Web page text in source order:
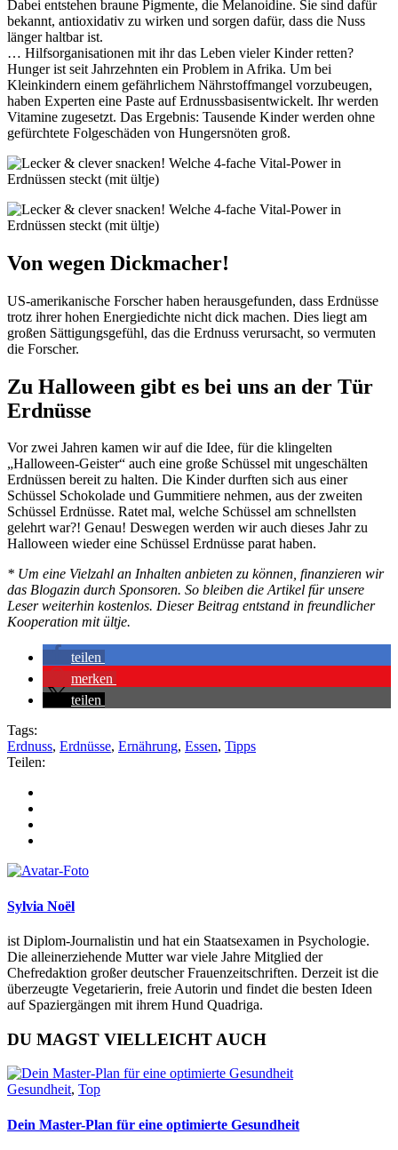
Dabei entstehen braune Pigmente, die Melanoidine. Sie sind dafür
bekannt, antioxidativ zu wirken und sorgen dafür, dass die Nuss
länger haltbar ist.
… Hilfsorganisationen mit ihr das Leben vieler Kinder retten?
Hunger ist seit Jahrzehnten ein Problem in Afrika. Um bei
Kleinkindern einem gefährlichem Nährstoffmangel vorzubeugen,
haben Experten eine Paste auf Erdnussbasisentwickelt. Ihr werden
Vitamine zugesetzt. Das Ergebnis: Tausende Kinder werden ohne
gefürchtete Folgeschäden von Hungersnöten groß.
Von wegen Dickmacher!
US-amerikanische Forscher haben herausgefunden, dass Erdnüsse
trotz ihrer hohen Energiedichte nicht dick machen. Dies liegt am
großen Sättigungsgefühl, das die Erdnuss verursacht, so vermuten
die Forscher.
Zu Halloween gibt es bei uns an der Tür
Erdnüsse
Vor zwei Jahren kamen wir auf die Idee, für die klingelten
„Halloween-Geister“ auch eine große Schüssel mit ungeschälten
Erdnüssen bereit zu halten. Die Kinder durften sich aus einer
Schüssel Schokolade und Gummitiere nehmen, aus der zweiten
Schüssel Erdnüsse. Ratet mal, welche Schüssel am schnellsten
gelehrt war?! Genau! Deswegen werden wir auch dieses Jahr zu
Halloween wieder eine Schüssel Erdnüsse parat haben.
* Um eine Vielzahl an Inhalten anbieten zu können, finanzieren wir
das Blogazin durch Sponsoren. So bleiben die Artikel für unsere
Leser weiterhin kostenlos. Dieser Beitrag entstand in freundlicher
Kooperation mit ültje.
teilen
merken
teilen
Tags:
Erdnuss, Erdnüsse, Ernährung, Essen, Tipps
Teilen:
Sylvia Noël
ist Diplom-Journalistin und hat ein Staatsexamen in Psychologie.
Die alleinerziehende Mutter war viele Jahre Mitglied der
Chefredaktion großer deutscher Frauenzeitschriften. Derzeit ist die
überzeugte Vegetarierin, freie Autorin und findet die besten Ideen
auf Spaziergängen mit ihrem Hund Quadriga.
DU MAGST VIELLEICHT AUCH
Gesundheit, Top
Dein Master-Plan für eine optimierte Gesundheit